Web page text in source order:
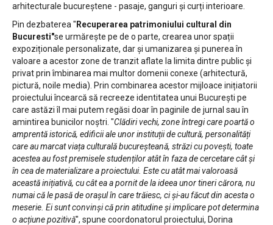
arhitecturale bucureștene - pasaje, ganguri și curți interioare.
Pin dezbaterea " Recuperarea patrimoniului cultural din
Bucuresti"se urmărește pe de o parte, crearea unor spații
expoziționale personalizate, dar și umanizarea și punerea în
valoare a acestor zone de tranzit aflate la limita dintre public și
privat prin îmbinarea mai multor domenii conexe (arhitectură,
pictură, noile media). Prin combinarea acestor mijloace inițiatorii
proiectului încearcă să recreeze identitatea unui București pe
care astăzi îl mai putem regăsi doar în paginile de jurnal sau în
amintirea bunicilor noștri. "Clădiri vechi, zone întregi care poartă o
amprentă istorică, edificii ale unor instituții de cultură, personalități
care au marcat viața culturală bucureșteană, străzi cu povești, toate
acestea au fost premisele studenților atât în faza de cercetare cât și
în cea de materializare a proiectului. Este cu atât mai valoroasă
această inițiativă, cu cât ea a pornit de la ideea unor tineri cărora, nu
numai că le pasă de orașul în care trăiesc, ci și-au făcut din acesta o
meserie. Ei sunt convinși că prin atitudine și implicare pot determina
o acțiune pozitivă", spune coordonatorul proiectului, Dorina